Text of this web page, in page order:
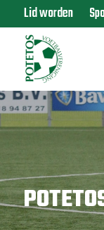
Lid worden